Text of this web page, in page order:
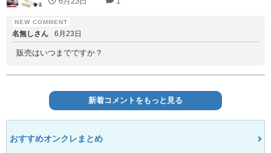
名無しさん 6月23日
販売はいつまでですか？
新着コメントをもっと見る
おすすめオンクレまとめ